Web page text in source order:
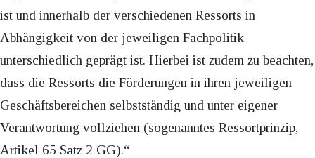
ist und innerhalb der verschiedenen Ressorts in
Abhängigkeit von der jeweiligen Fachpolitik
unterschiedlich geprägt ist. Hierbei ist zudem zu beachten,
dass die Ressorts die Förderungen in ihren jeweiligen
Geschäftsbereichen selbstständig und unter eigener
Verantwortung vollziehen (sogenanntes Ressortprinzip,
Artikel 65 Satz 2 GG).“